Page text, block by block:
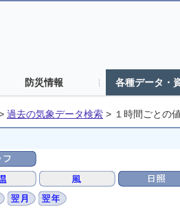
防災情報 各種データ・
過去の気象データ検索 > １時間ごとの